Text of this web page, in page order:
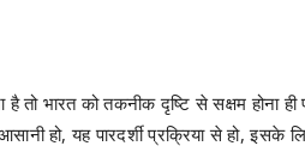
तो भारत को तकनीक दृष्टि से सक्षम होना
हो, यह पारदर्शी प्रक्रिया से हो,